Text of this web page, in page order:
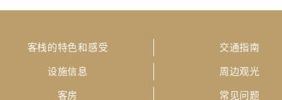
客栈的特色和感受
设施信息
客房
交通指南
周边观光
常见问题